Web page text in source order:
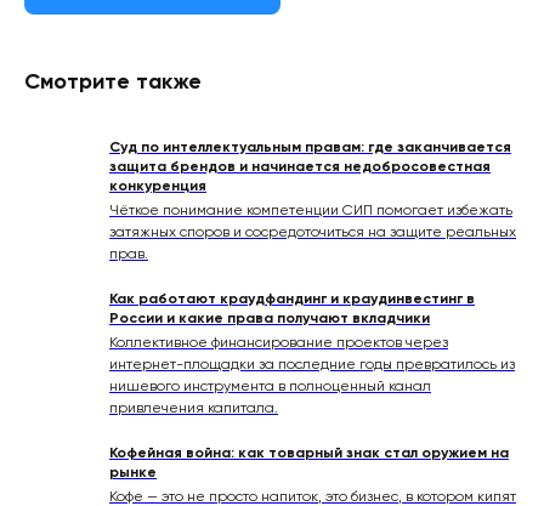
Смотрите также
Суд по интеллектуальным правам: где заканчивается
защита брендов и начинается недобросовестная
конкуренция
Чёткое понимание компетенции СИП помогает избежать
затяжных споров и сосредоточиться на защите реальных
прав.
Как работают краудфандинг и краудинвестинг в
России и какие права получают вкладчики
Коллективное финансирование проектов через
интернет-площадки за последние годы превратилось из
нишевого инструмента в полноценный канал
привлечения капитала.
Кофейная война: как товарный знак стал оружием на
рынке
Кофе — это не просто напиток, это бизнес, в котором кипят